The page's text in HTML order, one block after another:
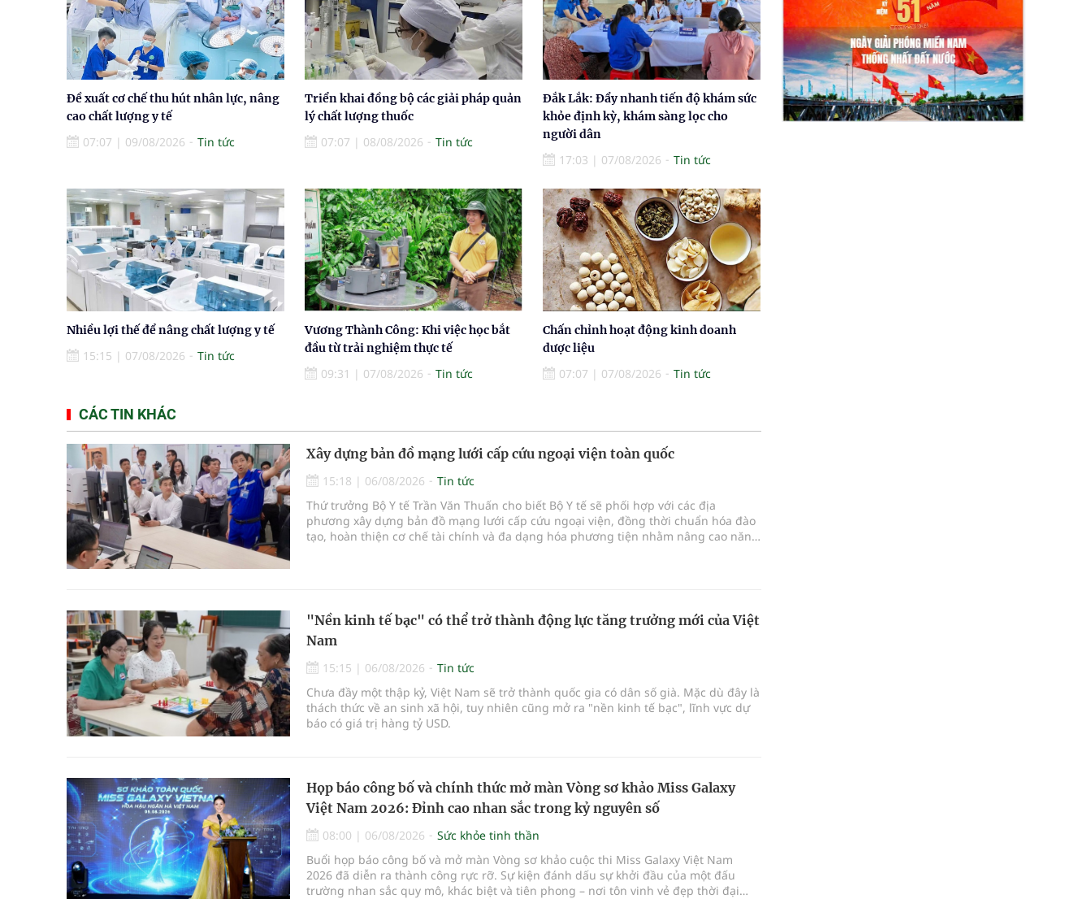
Đề xuất cơ chế thu hút nhân lực, nâng
cao chất lượng y tế
07:07 | 09/08/2026 Tin tức
Triển khai đồng bộ các giải pháp quản
lý chất lượng thuốc
07:07 | 08/08/2026 Tin tức
Đắk Lắk: Đẩy nhanh tiến độ khám sức
khỏe định kỳ, khám sàng lọc cho
người dân
17:03 | 07/08/2026 Tin tức
Nhiều lợi thế để nâng chất lượng y tế
15:15 | 07/08/2026 Tin tức
Vương Thành Công: Khi việc học bắt
đầu từ trải nghiệm thực tế
09:31 | 07/08/2026 Tin tức
Chấn chỉnh hoạt động kinh doanh
dược liệu
07:07 | 07/08/2026 Tin tức
CÁC TIN KHÁC
Xây dựng bản đồ mạng lưới cấp cứu ngoại viện toàn quốc
15:18 | 06/08/2026
Tin tức
Thứ trưởng Bộ Y tế Trần Văn Thuấn cho biết Bộ Y tế sẽ phối hợp với các địa
phương xây dựng bản đồ mạng lưới cấp cứu ngoại viện, đồng thời chuẩn hóa đào
tạo, hoàn thiện cơ chế tài chính và đa dạng hóa phương tiện nhằm nâng cao năng
"Nền kinh tế bạc" có thể trở thành động lực tăng trưởng mới của Việt
Nam
15:15 | 06/08/2026
Tin tức
Chưa đầy một thập kỷ, Việt Nam sẽ trở thành quốc gia có dân số già. Mặc dù đây là
thách thức về an sinh xã hội, tuy nhiên cũng mở ra "nền kinh tế bạc", lĩnh vực dự
báo có giá trị hàng tỷ USD.
Họp báo công bố và chính thức mở màn Vòng sơ khảo Miss Galaxy
Việt Nam 2026: Đỉnh cao nhan sắc trong kỷ nguyên số
08:00 | 06/08/2026
Sức khỏe tinh thần
Buổi họp báo công bố và mở màn Vòng sơ khảo cuộc thi Miss Galaxy Việt Nam
2026 đã diễn ra thành công rực rỡ. Sự kiện đánh dấu sự khởi đầu của một đấu
trường nhan sắc quy mô, khác biệt và tiên phong – nơi tôn vinh vẻ đẹp thời đại